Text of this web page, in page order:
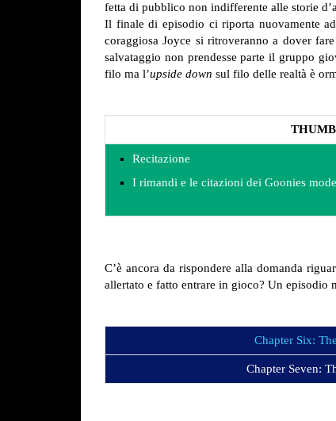
fetta di pubblico non indifferente alle storie
Il finale di episodio ci riporta nuovamente
coraggiosa Joyce si ritroveranno a dover
salvataggio non prendesse parte il gruppo
filo ma l’upside down sul filo delle realtà è
Recitazione
I rimandi e le citazioni dei Goonies
C’è ancora da rispondere alla domanda
allertato e fatto entrare in gioco? Un episodio
Chapter Six:
Chapter Seven: